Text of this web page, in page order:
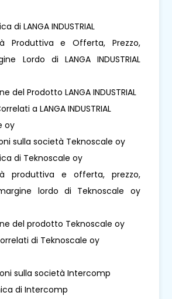
di LANGA INDUSTRIAL
Produttiva e Offerta, Prezzo,
Lordo di LANGA INDUSTRIAL
del Prodotto LANGA INDUSTRIAL
a LANGA INDUSTRIAL
oy
sulla società Teknoscale oy
di Teknoscale oy
produttiva e offerta, prezzo,
lordo di Teknoscale oy
del prodotto Teknoscale oy
di Teknoscale oy
sulla società Intercomp
di Intercomp